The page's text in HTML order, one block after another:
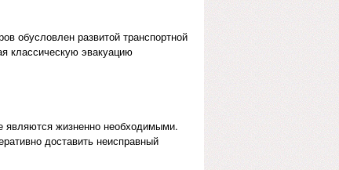
обусловлен развитой транспортной
классическую эвакуацию
являются жизненно необходимыми.
доставить неисправный